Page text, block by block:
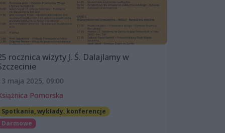
rocznica wizyty J. Ś. Dalajlamy w
maja 2025, 09:00
Pomorska
Spotkania, wykłady, konferencje
Darmowe